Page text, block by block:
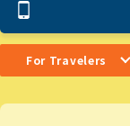
For Travelers